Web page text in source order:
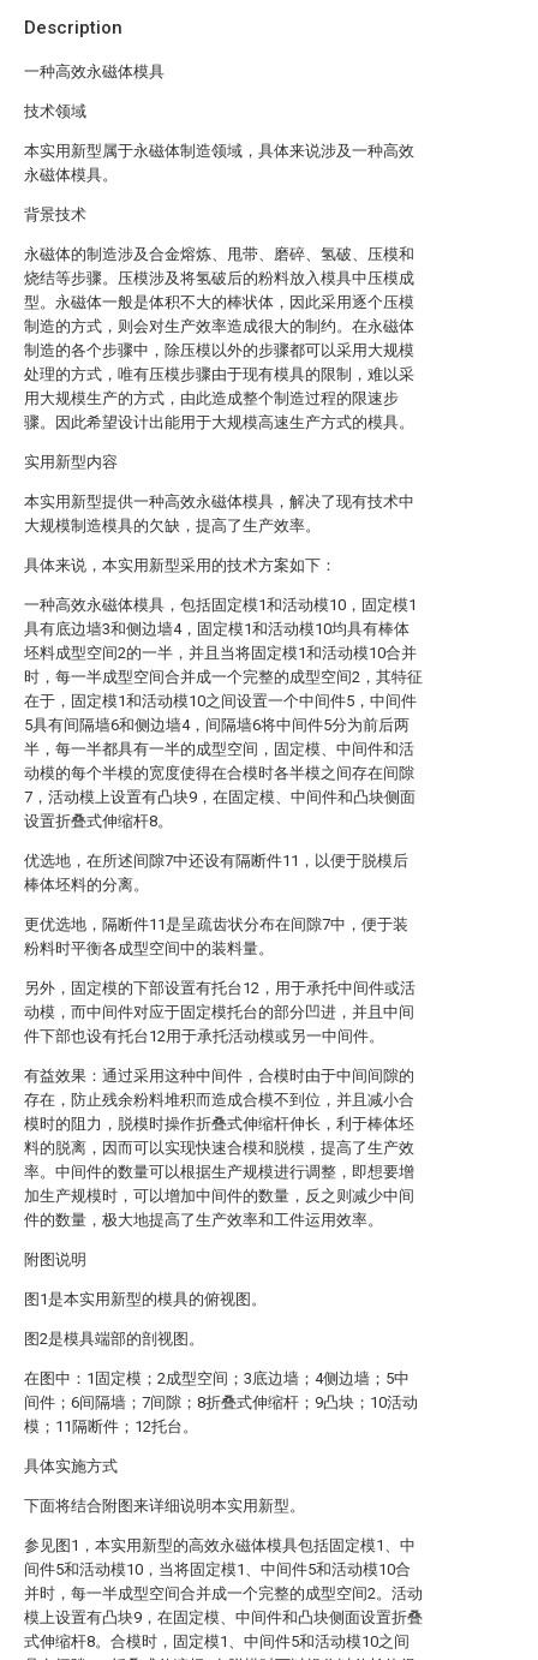
Description
一种高效永磁体模具
技术领域
本实用新型属于永磁体制造领域，具体来说涉及一种高效
永磁体模具。
背景技术
永磁体的制造涉及合金熔炼、甩带、磨碎、氢破、压模和
烧结等步骤。压模涉及将氢破后的粉料放入模具中压模成
型。永磁体一般是体积不大的棒状体，因此采用逐个压模
制造的方式，则会对生产效率造成很大的制约。在永磁体
制造的各个步骤中，除压模以外的步骤都可以采用大规模
处理的方式，唯有压模步骤由于现有模具的限制，难以采
用大规模生产的方式，由此造成整个制造过程的限速步
骤。因此希望设计出能用于大规模高速生产方式的模具。
实用新型内容
本实用新型提供一种高效永磁体模具，解决了现有技术中
大规模制造模具的欠缺，提高了生产效率。
具体来说，本实用新型采用的技术方案如下：
一种高效永磁体模具，包括固定模1和活动模10，固定模1
具有底边墙3和侧边墙4，固定模1和活动模10均具有棒体
坯料成型空间2的一半，并且当将固定模1和活动模10合并
时，每一半成型空间合并成一个完整的成型空间2，其特征
在于，固定模1和活动模10之间设置一个中间件5，中间件
5具有间隔墙6和侧边墙4，间隔墙6将中间件5分为前后两
半，每一半都具有一半的成型空间，固定模、中间件和活
动模的每个半模的宽度使得在合模时各半模之间存在间隙
7，活动模上设置有凸块9，在固定模、中间件和凸块侧面
设置折叠式伸缩杆8。
优选地，在所述间隙7中还设有隔断件11，以便于脱模后
棒体坯料的分离。
更优选地，隔断件11是呈疏齿状分布在间隙7中，便于装
粉料时平衡各成型空间中的装料量。
另外，固定模的下部设置有托台12，用于承托中间件或活
动模，而中间件对应于固定模托台的部分凹进，并且中间
件下部也设有托台12用于承托活动模或另一中间件。
有益效果：通过采用这种中间件，合模时由于中间间隙的
存在，防止残余粉料堆积而造成合模不到位，并且减小合
模时的阻力，脱模时操作折叠式伸缩杆伸长，利于棒体坯
料的脱离，因而可以实现快速合模和脱模，提高了生产效
率。中间件的数量可以根据生产规模进行调整，即想要增
加生产规模时，可以增加中间件的数量，反之则减少中间
件的数量，极大地提高了生产效率和工件运用效率。
附图说明
图1是本实用新型的模具的俯视图。
图2是模具端部的剖视图。
在图中：1固定模；2成型空间；3底边墙；4侧边墙；5中
间件；6间隔墙；7间隙；8折叠式伸缩杆；9凸块；10活动
模；11隔断件；12托台。
具体实施方式
下面将结合附图来详细说明本实用新型。
参见图1，本实用新型的高效永磁体模具包括固定模1、中
间件5和活动模10，当将固定模1、中间件5和活动模10合
并时，每一半成型空间合并成一个完整的成型空间2。活动
模上设置有凸块9，在固定模、中间件和凸块侧面设置折叠
式伸缩杆8。合模时，固定模1、中间件5和活动模10之间